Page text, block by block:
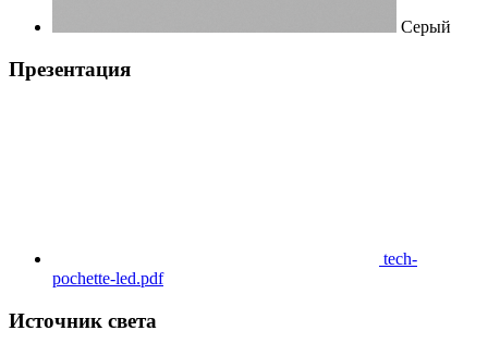
Серый
Презентация
tech-
pochette-led.pdf
Источник света